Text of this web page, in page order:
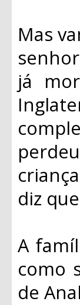
Mas
já
diz
A
como
de